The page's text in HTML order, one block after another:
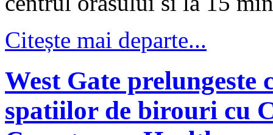
Citește mai departe...
West Gate prelungeste
spatiilor de birouri cu